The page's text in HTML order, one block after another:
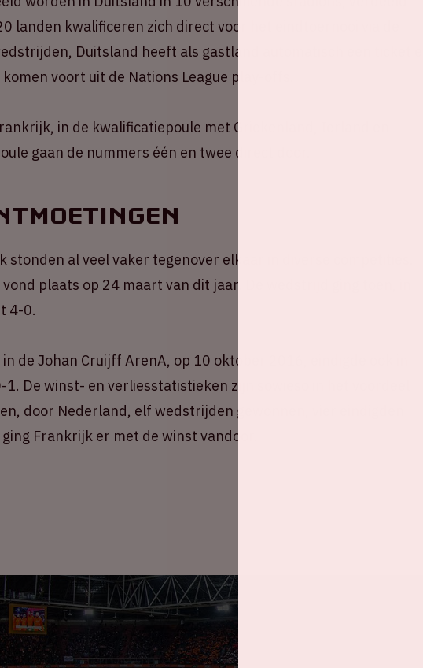
landen kwalificeren zich direct voor het eindtoernooi via de
Duitsland heeft als gastland automatisch een ticket en
voort uit de Nations League play-offs.
in de kwalificatiepoule met Griekenland, Ierland en
gaan de nummers één en twee direct door.
stonden al veel vaker tegenover elkaar in diverse competities.
plaats op 24 maart van dit jaar. De wedstrijd ging toen, in
4-0.
de Johan Cruijff ArenA, op 10 oktober 2016, eindigde ook in
De winst- en verliesstatistieken zijn sowieso in het voordeel
door Nederland, elf wedstrijden gewonnen, vier eindigden
Frankrijk er met de winst vandoor.